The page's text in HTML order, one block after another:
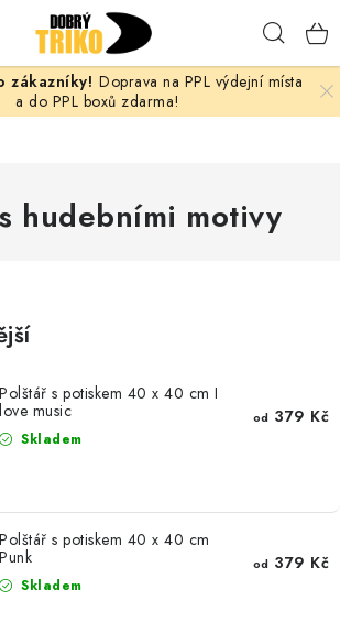
Doprava na PPL výdejní místa
a do PPL boxů zdarma!
hudebními motivy
Polštář s potiskem 40 x 40 cm I
love music
Skladem
od 379 Kč
Polštář s potiskem 40 x 40 cm
Punk
Skladem
od 379 Kč